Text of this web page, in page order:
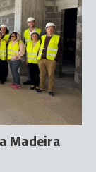
Madeira